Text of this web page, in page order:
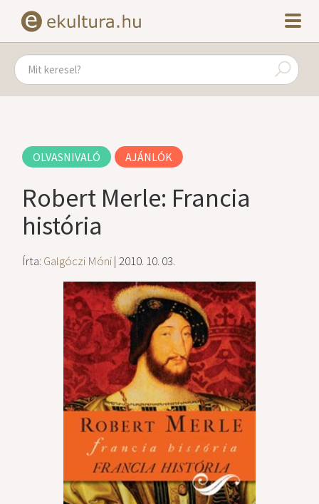
OLVASNIVALÓ AJÁNLÓK
Robert Merle: Francia
história
Írta: Galgóczi Móni| 2010. 10. 03.